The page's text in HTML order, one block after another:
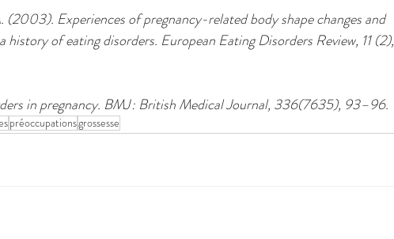
Experiences of pregnancy-related body shape changes and
of eating disorders. European Eating Disorders Review, 11 (2),
in pregnancy. BMJ : British Medical Journal, 336(7635), 93–96.
préoccupationsgrossesse